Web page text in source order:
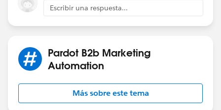
Escribir una respuesta...
Pardot B2b Marketing
Automation
Más sobre este tema